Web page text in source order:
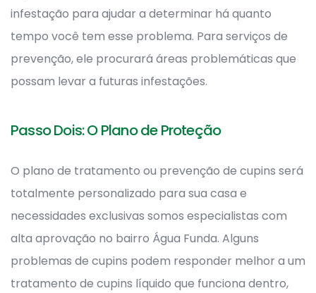
infestação para ajudar a determinar há quanto
tempo você tem esse problema. Para serviços de
prevenção, ele procurará áreas problemáticas que
possam levar a futuras infestações.
Passo Dois: O Plano de Proteção
O plano de tratamento ou prevenção de cupins será
totalmente personalizado para sua casa e
necessidades exclusivas somos especialistas com
alta aprovação no bairro Água Funda. Alguns
problemas de cupins podem responder melhor a um
tratamento de cupins líquido que funciona dentro,